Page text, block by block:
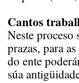
Cantos
Neste
prazas, para
do ente
súa